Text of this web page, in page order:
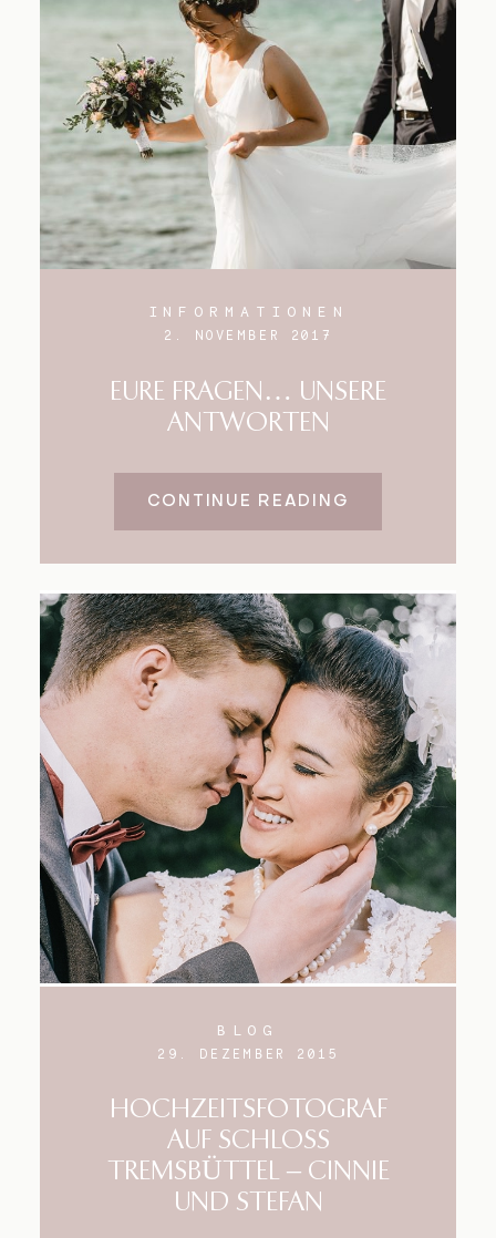
INFORMATIONEN
2. NOVEMBER 2017
EURE FRAGEN… UNSERE
ANTWORTEN
CONTINUE READING
BLOG
29. DEZEMBER 2015
HOCHZEITSFOTOGRAF
AUF SCHLOSS
TREMSBÜTTEL – CINNIE
UND STEFAN